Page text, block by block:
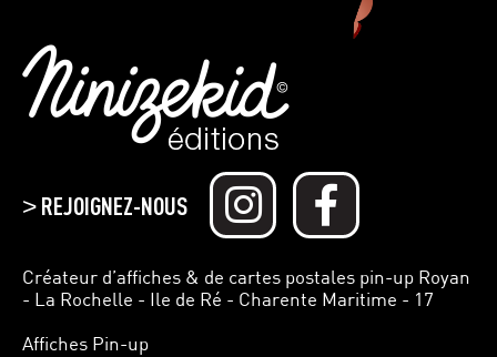
>REJOIGNEZ-NOUS
Créateur d’affiches & de cartes postales pin-up Royan
- La Rochelle - Ile de Ré - Charente Maritime - 17
Affiches Pin-up